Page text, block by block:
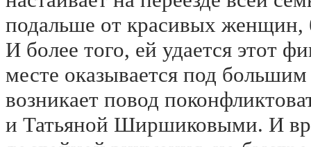
подальше от красивых женщин,
И более того, ей удается этот
месте оказывается под
возникает повод
и Татьяной Ширшиковыми. И